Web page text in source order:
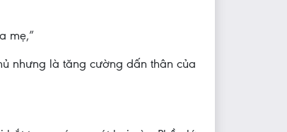
mẹ,”
nhưng là tăng cường dấn thân của